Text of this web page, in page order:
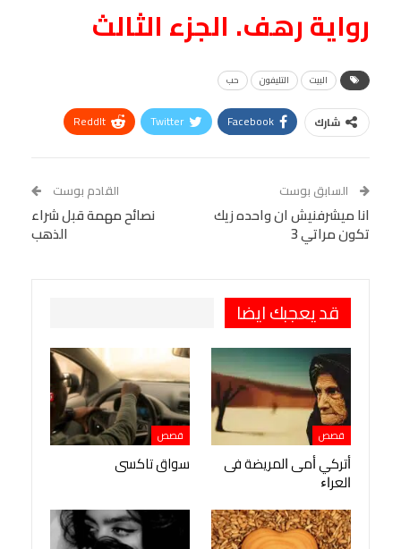
رواية رهف. الجزء الثالث
البيت التليفون حب
شارك Facebook
Twitter
ReddIt
Tumblr
البريد الإلكتروني
StumbleUpon
VK
Digg
السابق بوست
انا ميشرفنيش ان واحده زيك
تكون مراتي 3
القادم بوست
نصائح مهمة قبل شراء
الذهب
قد يعجبك ايضا
قصص
ﺃﺗﺮﻛﻲ ﺃﻣﻰ ﺍﻟﻤﺮﻳﻀﺔ ﻓﻰ
ﺍﻟﻌﺮﺍﺀ
قصص
سواق تاكسى